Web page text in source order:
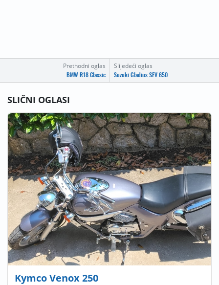
Prethodni oglas
BMW R18 Classic
Slijedeći oglas
Suzuki Gladius SFV 650
SLIČNI OGLASI
Kymco Venox 250